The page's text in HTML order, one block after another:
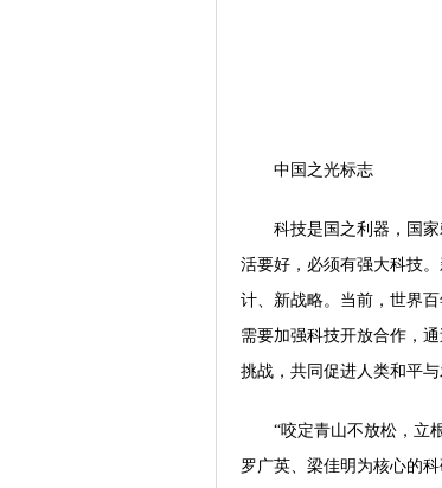
中国之光标志
科技是国之利器，国
活要好，必须有强大科技
计、新战略。当前，世界
需要加强科技开放合作，
挑战，共同促进人类和平与
“咬定青山不放松，立
罗广英、梁佳明为核心的